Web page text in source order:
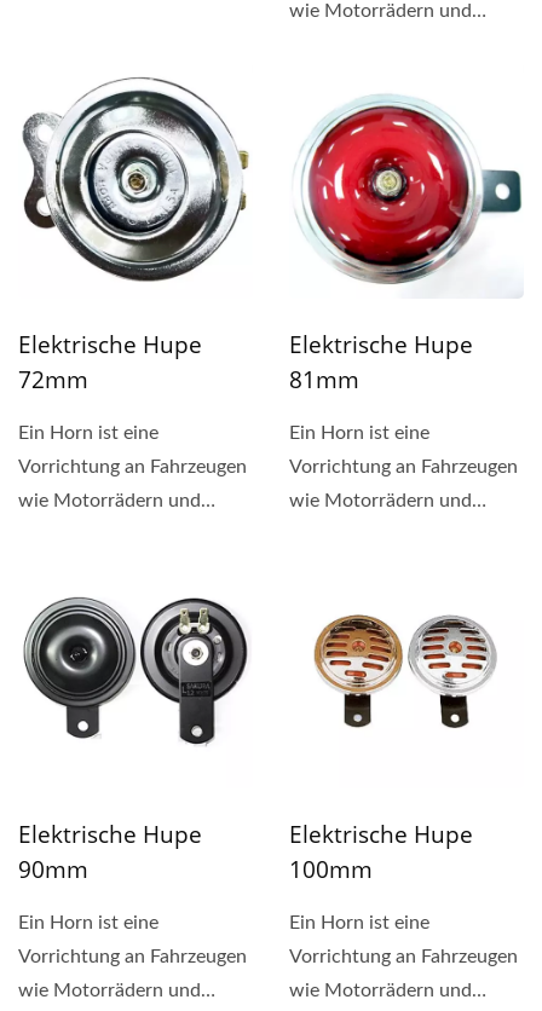
wie Motorrädern und
Elektrische Hupe
72mm
Ein Horn ist eine
Vorrichtung an Fahrzeugen
wie Motorrädern und
Elektrische Hupe
81mm
Ein Horn ist eine
Vorrichtung an Fahrzeugen
wie Motorrädern und
Elektrische Hupe
90mm
Ein Horn ist eine
Vorrichtung an Fahrzeugen
wie Motorrädern und
Elektrische Hupe
100mm
Ein Horn ist eine
Vorrichtung an Fahrzeugen
wie Motorrädern und